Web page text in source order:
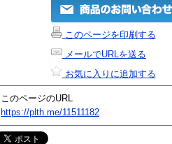
このページを印刷する
メールでURLを送る
お気に入りに追加する
このページのURL
https://plth.me/11511182